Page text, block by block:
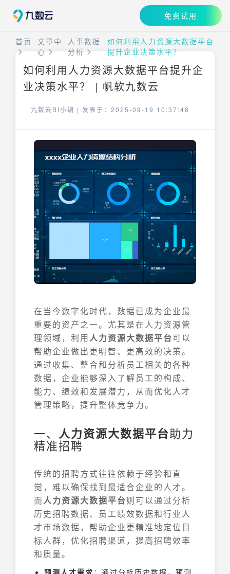
免费试用
首页
文章中
心
人事数据
分析
如何利用人力资源大数据平台
提升企业决策水平？
如何利用人力资源大数据平台提升企
业决策水平？ | 帆软九数云
九数云BI小编 | 发表于：2025-09-19 10:37:48
在当今数字化时代，数据已成为企业最
重要的资产之一。尤其是在人力资源管
理领域，利用人力资源大数据平台可以
帮助企业做出更明智、更高效的决策。
通过收集、整合和分析员工相关的各种
数据，企业能够深入了解员工的构成、
能力、绩效和发展潜力，从而优化人才
管理策略，提升整体竞争力。
一、 人力资源大数据平台助力
精准招聘
传统的招聘方式往往依赖于经验和直
觉，难以确保找到最适合企业的人才。
而人力资源大数据平台则可以通过分析
历史招聘数据、员工绩效数据和行业人
才市场数据，帮助企业更精准地定位目
标人群，优化招聘渠道，提高招聘效率
和质量。
预测人才需求 ：通过分析历史数据，预测